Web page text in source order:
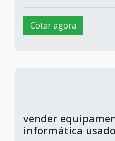
Cotar agora
vender
informática